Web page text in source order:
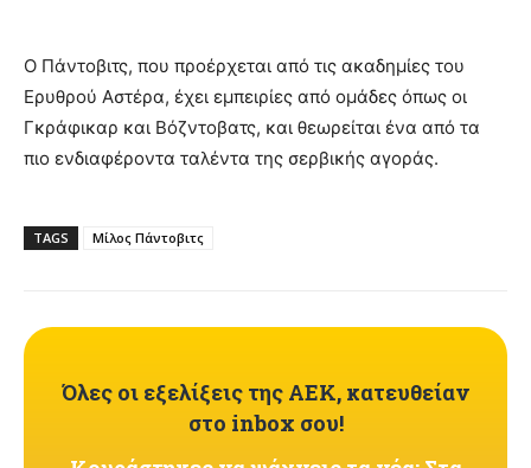
Ο Πάντοβιτς, που προέρχεται από τις ακαδημίες του
Ερυθρού Αστέρα, έχει εμπειρίες από ομάδες όπως οι
Γκράφικαρ και Βόζντοβατς, και θεωρείται ένα από τα
πιο ενδιαφέροντα ταλέντα της σερβικής αγοράς.
TAGS Μίλος Πάντοβιτς